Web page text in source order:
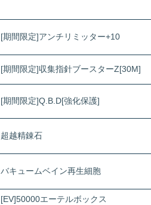
[期間限定]アンチリミッター+10
[期間限定]収集指針ブースターZ[30M]
[期間限定]Q.B.D[強化保護]
超越精錬石
バキュームベイン再生細胞
[EV]50000エーテルボックス